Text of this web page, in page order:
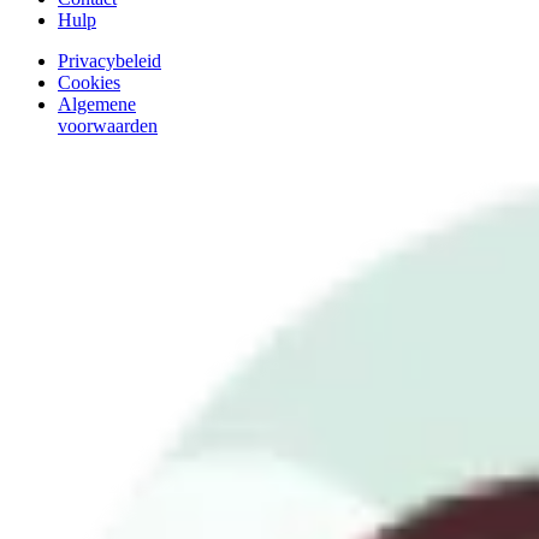
Hulp
Privacybeleid
Cookies
Algemene
voorwaarden